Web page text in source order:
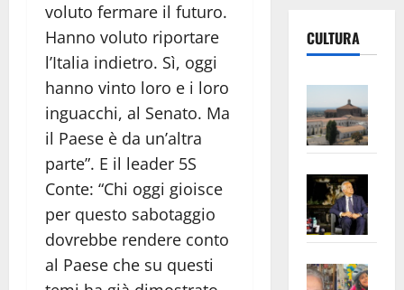
voluto fermare il futuro.
Hanno voluto riportare
l’Italia indietro. Sì, oggi
hanno vinto loro e i loro
inguacchi, al Senato. Ma
il Paese è da un’altra
parte”. E il leader 5S
Conte: “Chi oggi gioisce
per questo sabotaggio
dovrebbe rendere conto
al Paese che su questi
CULTURA
apre